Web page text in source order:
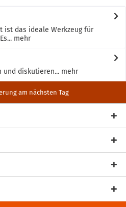
ist das ideale Werkzeug für
mehr
und diskutieren... mehr
am nächsten Tag